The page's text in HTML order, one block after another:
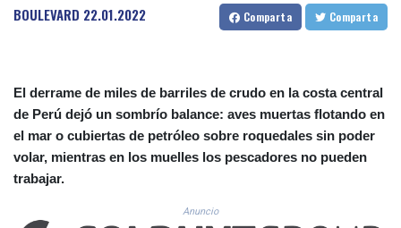
CUC 1.155308
CUP 30.615654
DKK 7.475378
DOP 67.276572
DZD 153.581966
EGP 57.556847
FJD 2.553806
BOULEVARD 22.01.2022 Comparta Comparta
El derrame de miles de barriles de crudo en la costa central
de Perú dejó un sombrío balance: aves muertas flotando en
el mar o cubiertas de petróleo sobre roquedales sin poder
volar, mientras en los muelles los pescadores no pueden
trabajar.
Anuncio